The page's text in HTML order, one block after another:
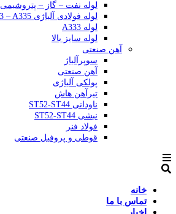
لوله نفت – گاز – پتروشیمی
لوله فولادی آلیاژی A333 – A335
لوله A333
لوله سایز بالا
آهن صنعتی
سوپرآلیاژ
آهن صنعتی
پولکی آلیاژی
تیرآهن هاش
ناودانی ST52-ST44
نبشی ST52-ST44
فولاد فنر
قوطی و پروفیل صنعتی
خانه
تماس با ما